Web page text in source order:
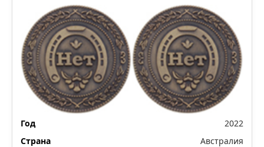
2022
Австралия